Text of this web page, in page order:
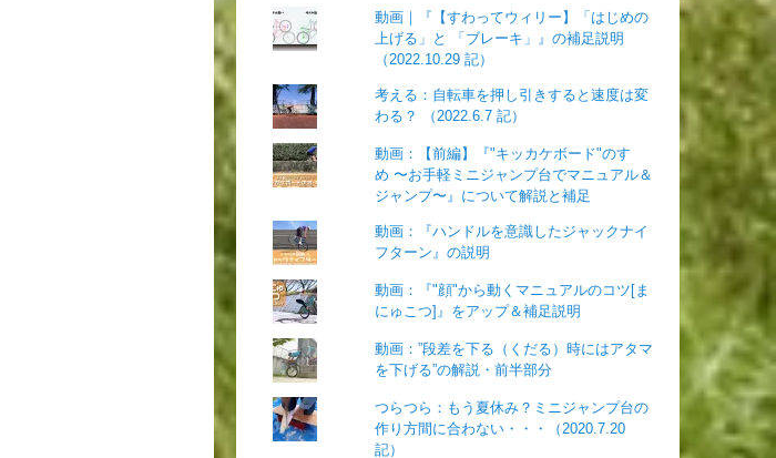
動画｜『【すわってウィリー】「はじめの
上げる」と 「ブレーキ」』の補足説明
（2022.10.29 記）
考える：自転車を押し引きすると速度は変
わる？ （2022.6.7 記）
動画：【前編】『"キッカケボード"のすゝ
め 〜お手軽ミニジャンプ台でマニュアル＆
ジャンプ〜』について解説と補足
動画：『ハンドルを意識したジャックナイ
フターン』の説明
動画：『"顔"から動くマニュアルのコツ[ま
にゅこつ]』をアップ＆補足説明
動画：”段差を下る（くだる）時にはアタマ
を下げる”の解説・前半部分
つらつら：もう夏休み？ミニジャンプ台の
作り方間に合わない・・・（2020.7.20
記）